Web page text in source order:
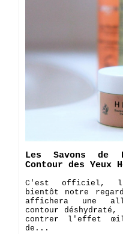
Les Savons de
Contour des Yeux
C'est officiel,
bientôt notre
affichera une
contour
contrer l'effet œil
de...